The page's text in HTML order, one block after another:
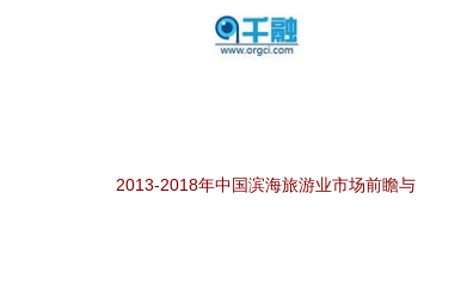
2013-2018年中国滨海旅游业市场前瞻与